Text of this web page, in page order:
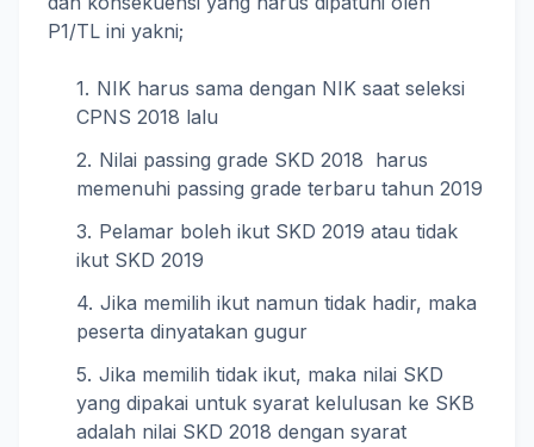
P1/TL ini yakni;
NIK harus sama dengan NIK saat seleksi
CPNS 2018 lalu
Nilai passing grade SKD 2018 harus
memenuhi passing grade terbaru tahun 2019
Pelamar boleh ikut SKD 2019 atau tidak
ikut SKD 2019
Jika memilih ikut namun tidak hadir, maka
peserta dinyatakan gugur
Jika memilih tidak ikut, maka nilai SKD
yang dipakai untuk syarat kelulusan ke SKB
adalah nilai SKD 2018 dengan syarat